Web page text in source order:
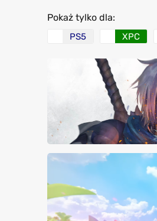
Pokaż tylko dla:
PS5 XPC